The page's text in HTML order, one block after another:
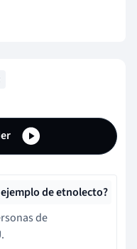
de etnolecto?
de